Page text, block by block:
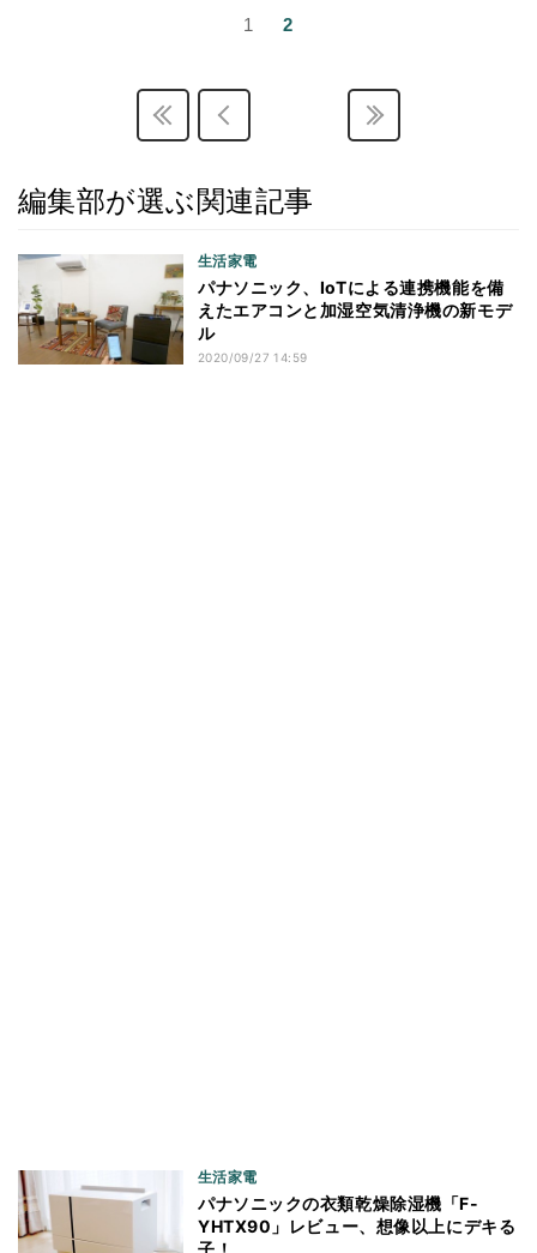
1 2
編集部が選ぶ関連記事
生活家電
パナソニック、IoTによる連携機能を備
えたエアコンと加湿空気清浄機の新モデ
ル
2020/09/27 14:59
生活家電
パナソニックの衣類乾燥除湿機「F-
YHTX90」レビュー、想像以上にデキる